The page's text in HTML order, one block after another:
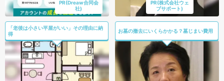
PR(Dreaw合同会
社)
PR(株式会社ウェ
ブサポート)
「老後は小さい平屋がいい」その理由に納
得
お墓の撤去にいくらかかる？墓じまい費用